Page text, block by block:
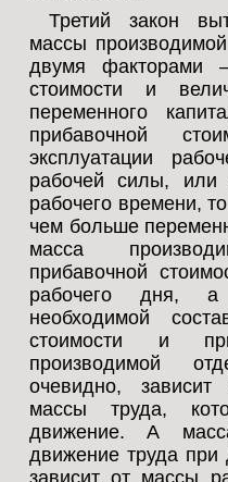
Третий закон
массы
двумя факторами
стоимости и
переменного
прибавочной
эксплуатации
рабочей силы, или
рабочего времени,
чем больше
масса
прибавочной
рабочего дня,
необходимой
стоимости и
производимой
очевидно,
массы труда,
движение. А
движение труда
зависит от массы